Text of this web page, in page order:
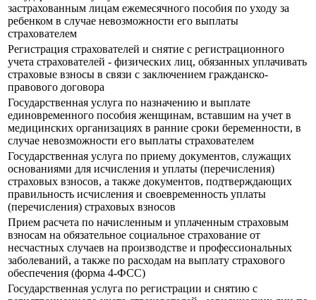
застрахованным лицам ежемесячного пособия по уходу за
ребенком в случае невозможности его выплаты
страхователем
Регистрация страхователей и снятие с регистрационного
учета страхователей - физических лиц, обязанных уплачивать
страховые взносы в связи с заключением гражданско-
правового договора
Государственная услуга по назначению и выплате
единовременного пособия женщинам, вставшим на учет в
медицинских организациях в ранние сроки беременности, в
случае невозможности его выплаты страхователем
Государственная услуга по приему документов, служащих
основаниями для исчисления и уплаты (перечисления)
страховых взносов, а также документов, подтверждающих
правильность исчисления и своевременность уплаты
(перечисления) страховых взносов
Прием расчета по начисленным и уплаченным страховым
взносам на обязательное социальное страхование от
несчастных случаев на производстве и профессиональных
заболеваний, а также по расходам на выплату страхового
обеспечения (форма 4-ФСС)
Государственная услуга по регистрации и снятию с